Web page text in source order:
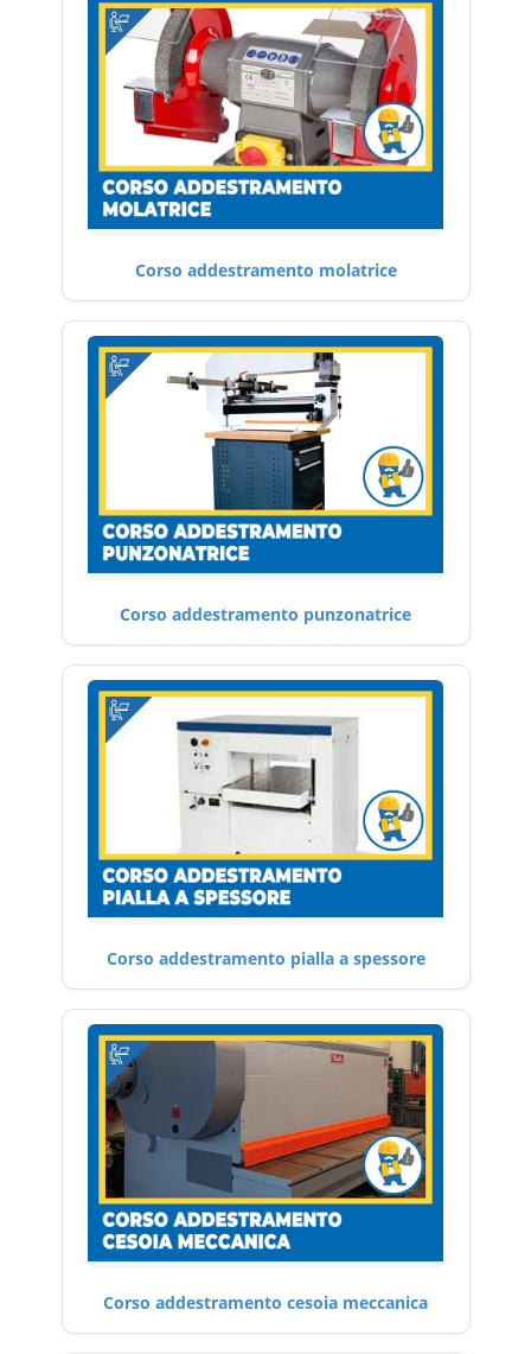
Corso addestramento molatrice
Corso addestramento punzonatrice
Corso addestramento pialla a spessore
Corso addestramento cesoia meccanica